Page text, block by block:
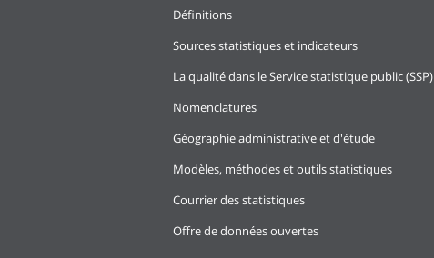
Définitions
Sources statistiques et indicateurs
La qualité dans le Service statistique public (SSP)
Nomenclatures
Géographie administrative et d'étude
Modèles, méthodes et outils statistiques
Courrier des statistiques
Offre de données ouvertes